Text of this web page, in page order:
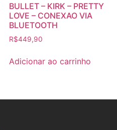
BULLET – KIRK – PRETTY
LOVE – CONEXAO VIA
BLUETOOTH
R$449,90
Adicionar ao carrinho